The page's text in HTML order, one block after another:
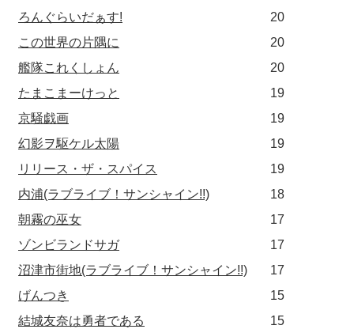
ろんぐらいだぁす!
20
この世界の片隅に
20
艦隊これくしょん
20
たまこまーけっと
19
京騒戯画
19
幻影ヲ駆ケル太陽
19
リリース・ザ・スパイス
19
内浦(ラブライブ！サンシャイン!!)
18
朝霧の巫女
17
ゾンビランドサガ
17
沼津市街地(ラブライブ！サンシャイン!!)
17
げんつき
15
結城友奈は勇者である
15